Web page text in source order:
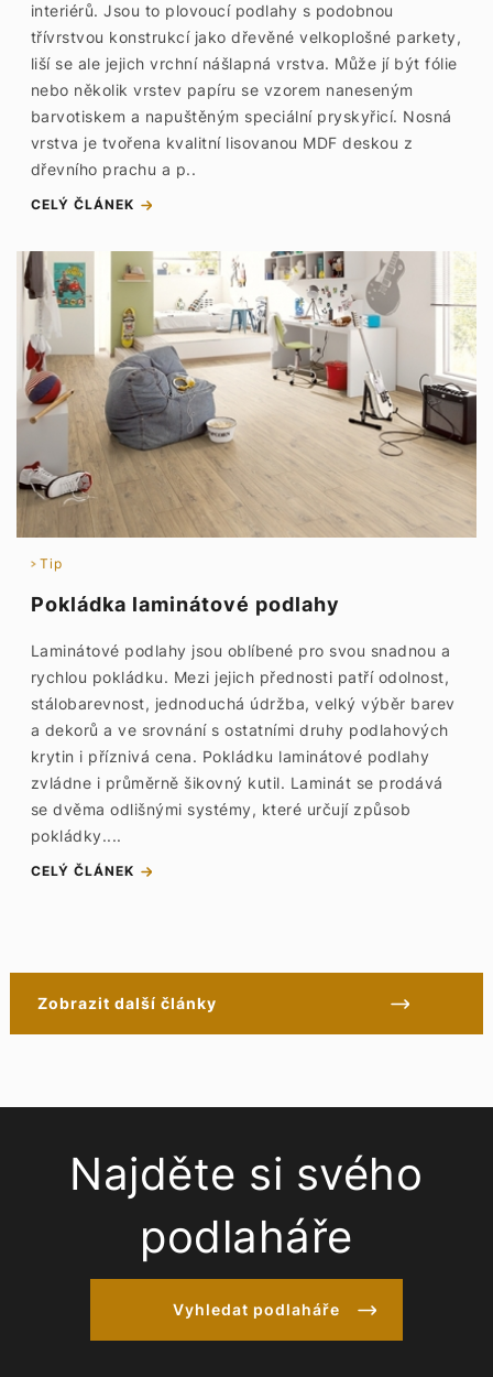
interiérů. Jsou to plovoucí podlahy s podobnou
třívrstvou konstrukcí jako dřevěné velkoplošné parkety,
liší se ale jejich vrchní nášlapná vrstva. Může jí být fólie
nebo několik vrstev papíru se vzorem naneseným
barvotiskem a napuštěným speciální pryskyřicí. Nosná
vrstva je tvořena kvalitní lisovanou MDF deskou z
dřevního prachu a p..
CELÝ ČLÁNEK
Tip
Pokládka laminátové podlahy
Laminátové podlahy jsou oblíbené pro svou snadnou a
rychlou pokládku. Mezi jejich přednosti patří odolnost,
stálobarevnost, jednoduchá údržba, velký výběr barev
a dekorů a ve srovnání s ostatními druhy podlahových
krytin i příznivá cena. Pokládku laminátové podlahy
zvládne i průměrně šikovný kutil. Laminát se prodává
se dvěma odlišnými systémy, které určují způsob
pokládky....
CELÝ ČLÁNEK
Zobrazit další články
Najděte si svého
podlaháře
Vyhledat podlaháře